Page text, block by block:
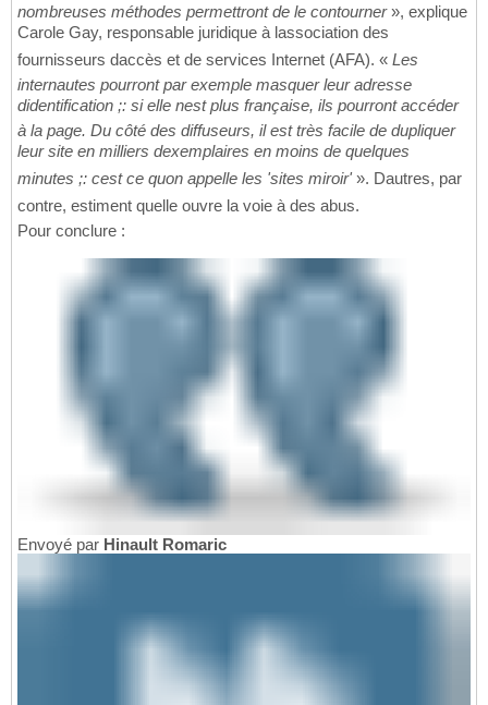
nombreuses méthodes permettront de le contourner», explique
Carole Gay, responsable juridique à lassociation des
fournisseurs daccès et de services Internet (AFA). « Les
internautes pourront par exemple masquer leur adresse
didentification ;: si elle nest plus française, ils pourront accéder
à la page. Du côté des diffuseurs, il est très facile de dupliquer
leur site en milliers dexemplaires en moins de quelques
minutes ;: cest ce quon appelle les 'sites miroir'». Dautres, par
contre, estiment quelle ouvre la voie à des abus.
Pour conclure :
Envoyé par Hinault Romaric